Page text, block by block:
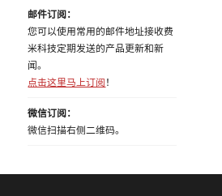
邮件订阅：
您可以使用常用的邮件地址接收费
米科技定期发送的产品更新和新
闻。
点击这里马上订阅 ！
微信订阅：
微信扫描右侧二维码。